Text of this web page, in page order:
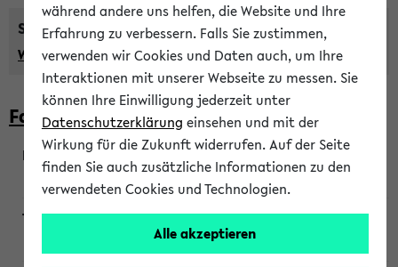
Semester:
WiSe 2026/2027 SoSe 2026 Previous...
Faculty of Biology
200923
Wendisch, Peters-Wendisch, Stegelmann
während andere uns helfen, die Website und Ihre
Erfahrung zu verbessern. Falls Sie zustimmen,
verwenden wir Cookies und Daten auch, um Ihre
Interaktionen mit unserer Webseite zu messen. Sie
können Ihre Einwilligung jederzeit unter
Datenschutzerklärung einsehen und mit der
Wirkung für die Zukunft widerrufen. Auf der Seite
finden Sie auch zusätzliche Informationen zu den
verwendeten Cookies und Technologien.
Alle akzeptieren